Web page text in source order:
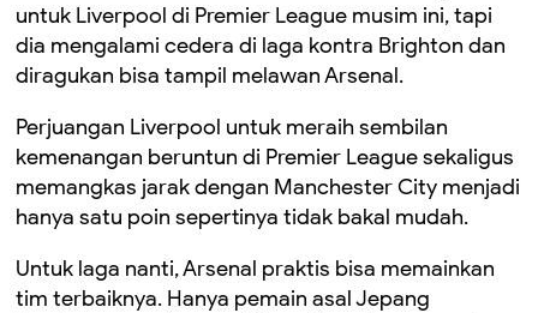
untuk Liverpool di Premier League musim ini, tapi
dia mengalami cedera di laga kontra Brighton dan
diragukan bisa tampil melawan Arsenal.
Perjuangan Liverpool untuk meraih sembilan
kemenangan beruntun di Premier League sekaligus
memangkas jarak dengan Manchester City menjadi
hanya satu poin sepertinya tidak bakal mudah.
Untuk laga nanti, Arsenal praktis bisa memainkan
tim terbaiknya. Hanya pemain asal Jepang